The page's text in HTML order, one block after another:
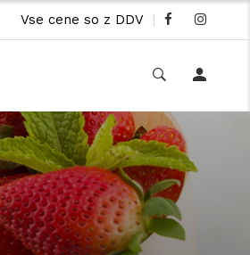
Vse cene so z DDV |